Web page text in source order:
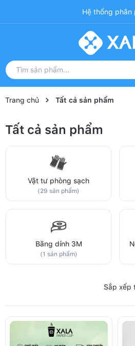
Hệ thống phân
Trang chủ Tất cả sản phẩm
Tất cả sản phẩm
Vật tư phòng sạch
(29 sản phẩm)
Băng dính 3M
(1 sản phẩm)
Sắp xếp